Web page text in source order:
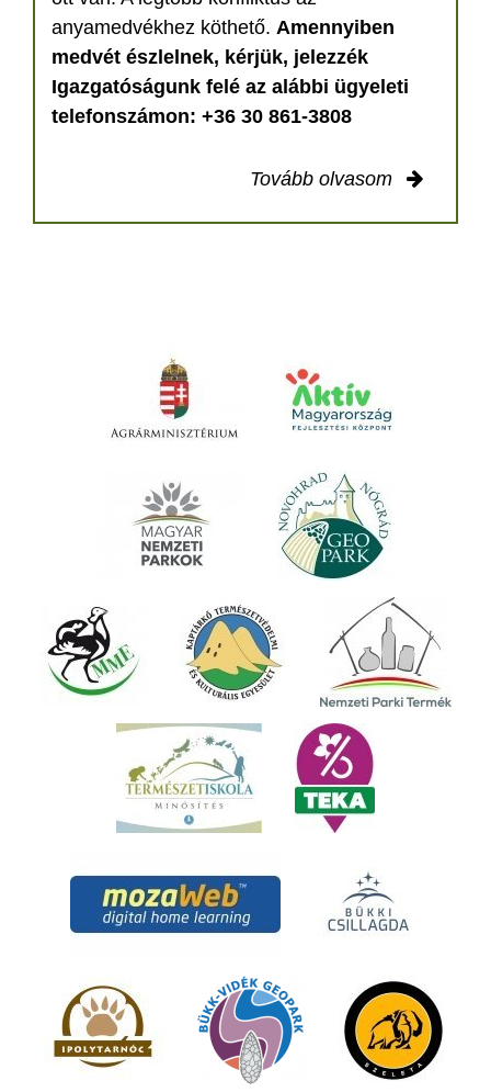
anyamedvékhez köthető. Amennyiben
medvét észlelnek, kérjük, jelezzék
Igazgatóságunk felé az alábbi ügyeleti
telefonszámon: +36 30 861-3808
Tovább olvasom